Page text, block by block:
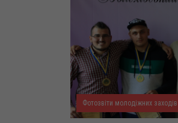
Фотозвіти молодіжних заходів